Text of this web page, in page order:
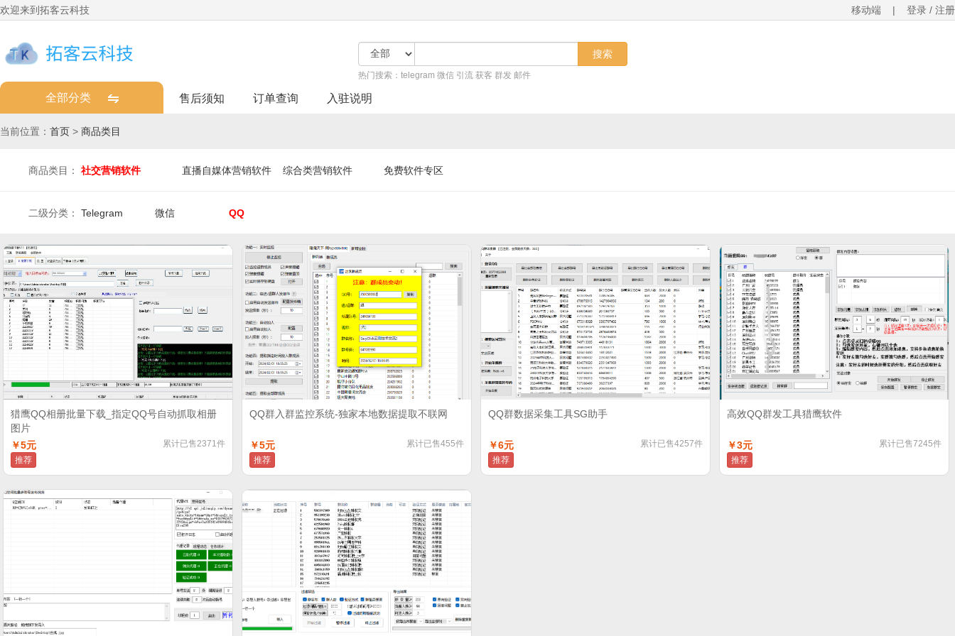
欢迎来到拓客云科技 移动端 | 登录 / 注册
搜索
热门搜索：telegram 微信 引流 获客 群发 邮件
全部分类 售后须知 订单查询 入驻说明
当前位置： 首页 > 商品类目
商品类目： 社交营销软件 直播自媒体营销软件 综合类营销软件 免费软件专区
二级分类： Telegram 微信 QQ
猎鹰QQ相册批量下载_指定QQ号自动抓取相册
图片
￥5元
累计已售2371件
推荐
QQ群入群监控系统-独家本地数据提取不联网
￥5元
累计已售455件
推荐
QQ群数据采集工具SG助手
￥6元
累计已售4257件
推荐
高效QQ群发工具猎鹰软件
￥3元
累计已售7245件
推荐